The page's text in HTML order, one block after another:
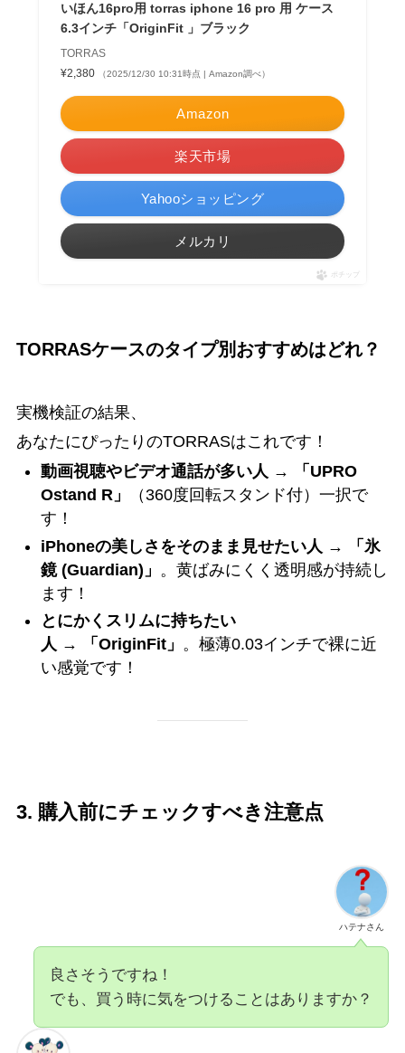
いほん16pro用 torras iphone 16 pro 用 ケース
6.3インチ「OriginFit 」ブラック
TORRAS
¥2,380
（2025/12/30 10:31時点 | Amazon調べ）
Amazon
楽天市場
Yahooショッピング
メルカリ
ポチップ
TORRASケースのタイプ別おすすめはどれ？
実機検証の結果、
あなたにぴったりのTORRASはこれです！
動画視聴やビデオ通話が多い人 →
「UPRO
Ostand R」
（360度回転スタンド付）一択で
す！
iPhoneの美しさをそのまま見せたい人 →
「氷
鏡 (Guardian)」 。黄ばみにくく透明感が持続し
ます！
とにかくスリムに持ちたい
人 → 「OriginFit」 。極薄0.03インチで裸に近
い感覚です！
3. 購入前にチェックすべき注意点
ハテナさん
良さそうですね！
でも、買う時に気をつけることはありますか？